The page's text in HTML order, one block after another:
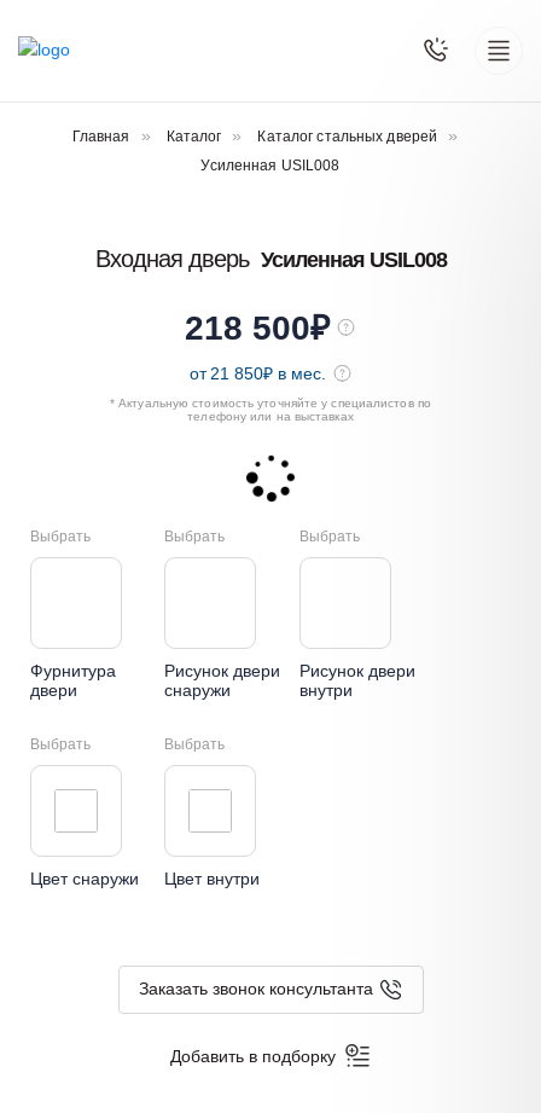
Главная Каталог
Каталог стальных дверей
Усиленная USIL008
Входная дверь Усиленная USIL008
218 500₽
от 21 850₽ в мес.
* Актуальную стоимость уточняйте у специалистов по
телефону или на выставках
Выбрать
Фурнитура
двери
Выбрать
Рисунок двери
снаружи
Выбрать
Рисунок двери
внутри
Выбрать
Цвет снаружи
Выбрать
Цвет внутри
Заказать звонок консультанта